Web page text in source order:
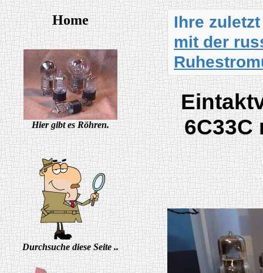
Home
Hier gibt es Röhren.
Durchsuche diese Seite ..
Ihre
mit der
6C33C